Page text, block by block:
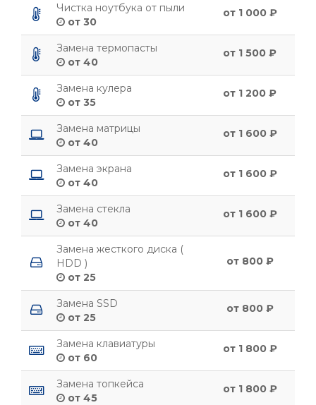
Чистка ноутбука от пыли
от 30
от 1 000 ₽
Замена термопасты
от 40
от 1 500 ₽
Замена кулера
от 35
от 1 200 ₽
Замена матрицы
от 40
от 1 600 ₽
Замена экрана
от 40
от 1 600 ₽
Замена стекла
от 40
от 1 600 ₽
Замена жесткого диска (
HDD )
от 25
от 800 ₽
Замена SSD
от 25
от 800 ₽
Замена клавиатуры
от 60
от 1 800 ₽
Замена топкейса
от 45
от 1 800 ₽